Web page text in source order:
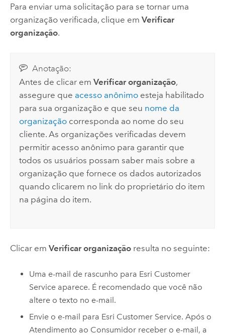
Para enviar uma solicitação para se tornar uma
organização verificada, clique em Verificar
organização.
Anotação:
Antes de clicar emVerificar organização,
assegure que acesso anônimo esteja habilitado
para sua organização e que seu nome da
organização corresponda ao nome do seu
cliente. As organizações verificadas devem
permitir acesso anônimo para garantir que
todos os usuários possam saber mais sobre a
organização que fornece os dados autorizados
quando clicarem no link do proprietário do item
na página do item.
Clicar em Verificar organizaçãoresulta no seguinte:
Uma e-mail de rascunho para Esri Customer
Service aparece. É recomendado que você não
altere o texto no e-mail.
Envie o e-mail para Esri Customer Service. Após o
Atendimento ao Consumidor receber o e-mail, a